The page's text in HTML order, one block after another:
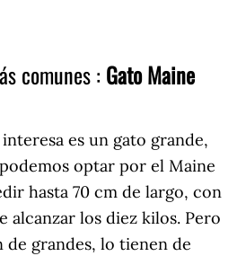
comunes : Gato Maine
es un gato grande,
optar por el Maine
hasta 70 cm de largo, con
alcanzar los diez kilos. Pero
grandes, lo tienen de